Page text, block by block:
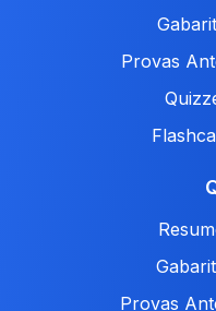
Provas
Provas